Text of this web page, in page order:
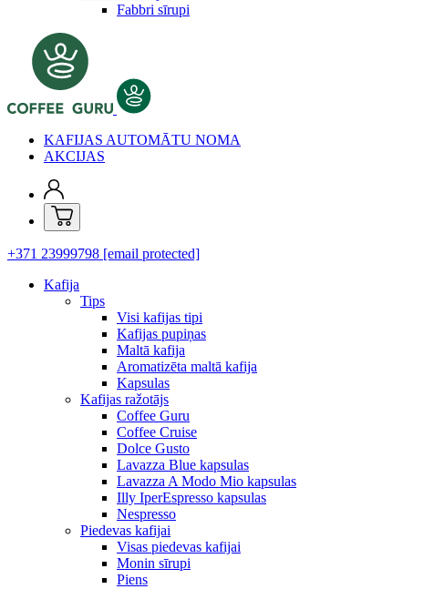
Fabbri sīrupi
KAFIJAS AUTOMĀTU NOMA
AKCIJAS
+371 23999798 [email protected]
Kafija
Tips
Visi kafijas tipi
Kafijas pupiņas
Maltā kafija
Aromatizēta maltā kafija
Kapsulas
Kafijas ražotājs
Coffee Guru
Coffee Cruise
Dolce Gusto
Lavazza Blue kapsulas
Lavazza A Modo Mio kapsulas
Illy IperEspresso kapsulas
Nespresso
Piedevas kafijai
Visas piedevas kafijai
Monin sīrupi
Piens